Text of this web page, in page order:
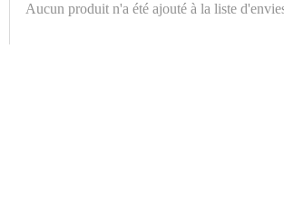
Aucun produit n'a été ajouté à la liste